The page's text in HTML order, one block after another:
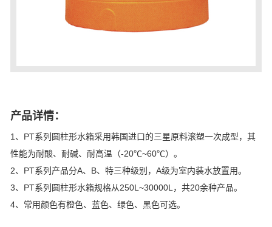
产品详情：
1、PT系列圆柱形水箱采用韩国进口的三星原料滚塑一次成型，其
性能为耐酸、耐碱、耐高温（-20℃~60℃）。
2、PT系列产品分A、B、特三种级别，A级为室内装水放置用。
3、PT系列圆柱形水箱规格从250L~30000L，共20余种产品。
4、常用颜色有橙色、蓝色、绿色、黑色可选。